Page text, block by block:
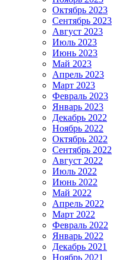
Октябрь 2023
Сентябрь 2023
Август 2023
Июль 2023
Июнь 2023
Май 2023
Апрель 2023
Март 2023
Февраль 2023
Январь 2023
Декабрь 2022
Ноябрь 2022
Октябрь 2022
Сентябрь 2022
Август 2022
Июль 2022
Июнь 2022
Май 2022
Апрель 2022
Март 2022
Февраль 2022
Январь 2022
Декабрь 2021
Ноябрь 2021